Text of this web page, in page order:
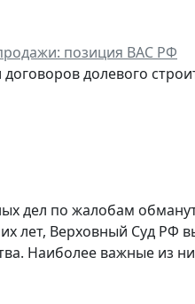
позиция ВАС РФ
долевого
дел по жалобам
лет, Верховный Суд РФ
Наиболее важные из